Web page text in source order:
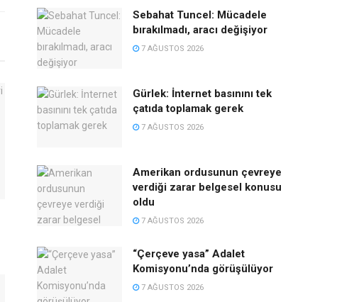
Sebahat Tuncel: Mücadele
bırakılmadı, aracı değişiyor
7 AĞUSTOS 2026
Gürlek: İnternet basınını tek
çatıda toplamak gerek
7 AĞUSTOS 2026
Amerikan ordusunun çevreye
verdiği zarar belgesel konusu
oldu
7 AĞUSTOS 2026
“Çerçeve yasa” Adalet
Komisyonu’nda görüşülüyor
7 AĞUSTOS 2026